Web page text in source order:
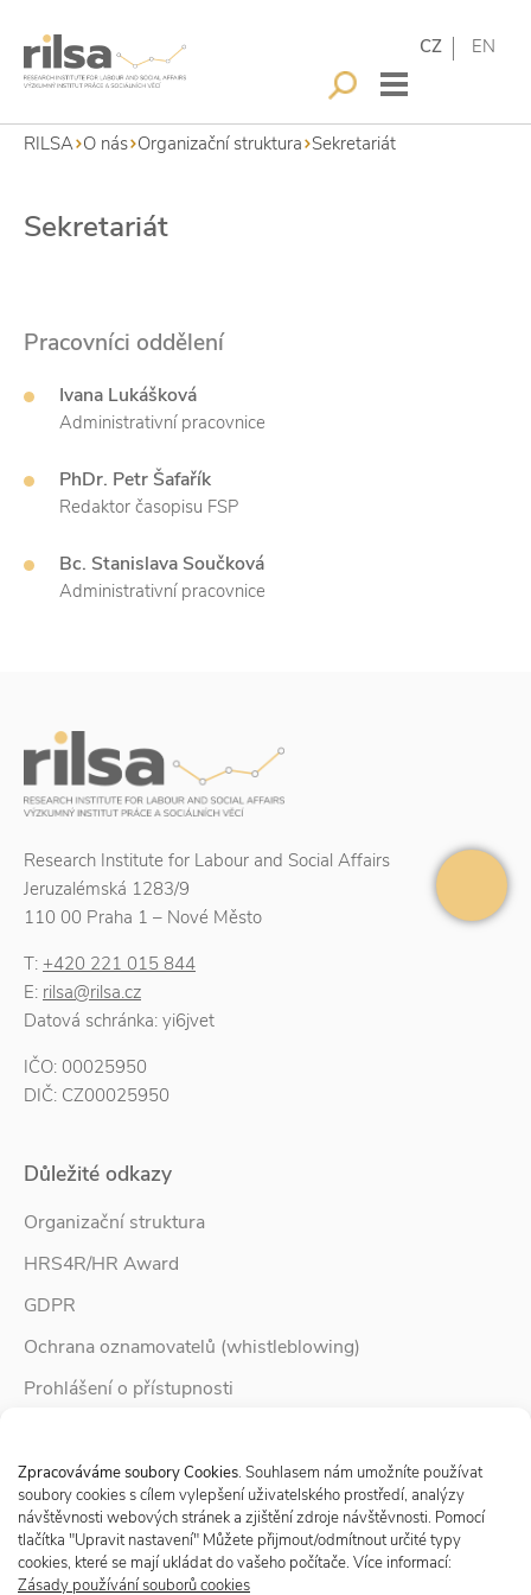
Zpracováváme soubory Cookies. Souhlasem nám umožníte používat
soubory cookies s cílem vylepšení uživatelského prostředí, analýzy
návštěvnosti webových stránek a zjištění zdroje návštěvnosti. Pomocí
tlačítka "Upravit nastavení" Můžete přijmout/odmítnout určité typy
cookies, které se mají ukládat do vašeho počítače. Více informací:
Zásady používání souborů cookies
CZ EN
RILSA O nás Organizační struktura Sekretariát
Sekretariát
Pracovníci oddělení
Ivana Lukášková
Administrativní pracovnice
PhDr. Petr Šafařík
Redaktor časopisu FSP
Bc. Stanislava Součková
Administrativní pracovnice
Research Institute for Labour and Social Affairs
Jeruzalémská 1283/9
110 00 Praha 1 – Nové Město
T: +420 221 015 844
E: rilsa@rilsa.cz
Datová schránka: yi6jvet
IČO: 00025950
DIČ: CZ00025950
Důležité odkazy
Organizační struktura
HRS4R/HR Award
GDPR
Ochrana oznamovatelů (whistleblowing)
Prohlášení o přístupnosti
Zpravodaj Rodina
Sledujte nás